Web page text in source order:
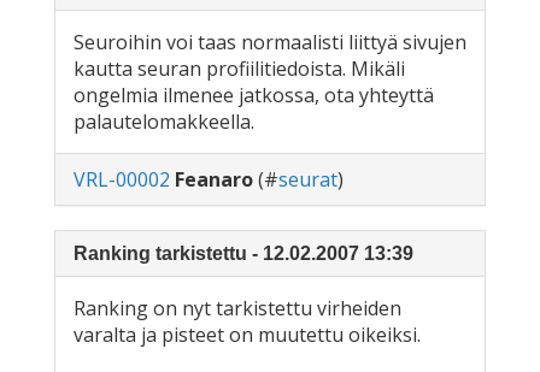
Seuroihin voi taas normaalisti liittyä sivujen
kautta seuran profiilitiedoista. Mikäli
ongelmia ilmenee jatkossa, ota yhteyttä
palautelomakkeella.
VRL-00002 Feanaro(#seurat)
Ranking tarkistettu - 12.02.2007 13:39
Ranking on nyt tarkistettu virheiden
varalta ja pisteet on muutettu oikeiksi.